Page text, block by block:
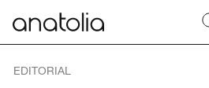
Cerámica + Porcelánico
EDITORIAL